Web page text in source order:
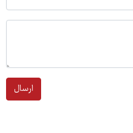
ارسال